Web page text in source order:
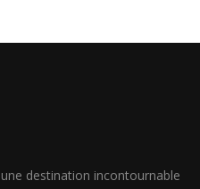
destination incontournable